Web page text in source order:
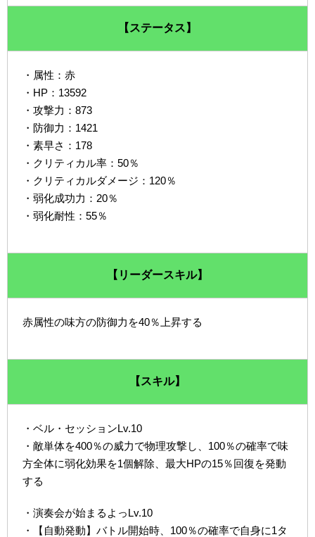
【ステータス】
・属性：赤
・HP：13592
・攻撃力：873
・防御力：1421
・素早さ：178
・クリティカル率：50％
・クリティカルダメージ：120％
・弱化成功力：20％
・弱化耐性：55％
【リーダースキル】
赤属性の味方の防御力を40％上昇する
【スキル】
・ベル・セッションLv.10
・敵単体を400％の威力で物理攻撃し、100％の確率で味
方全体に弱化効果を1個解除、最大HPの15％回復を発動
する
・演奏会が始まるよっLv.10
・【自動発動】バトル開始時、100％の確率で自身に1タ